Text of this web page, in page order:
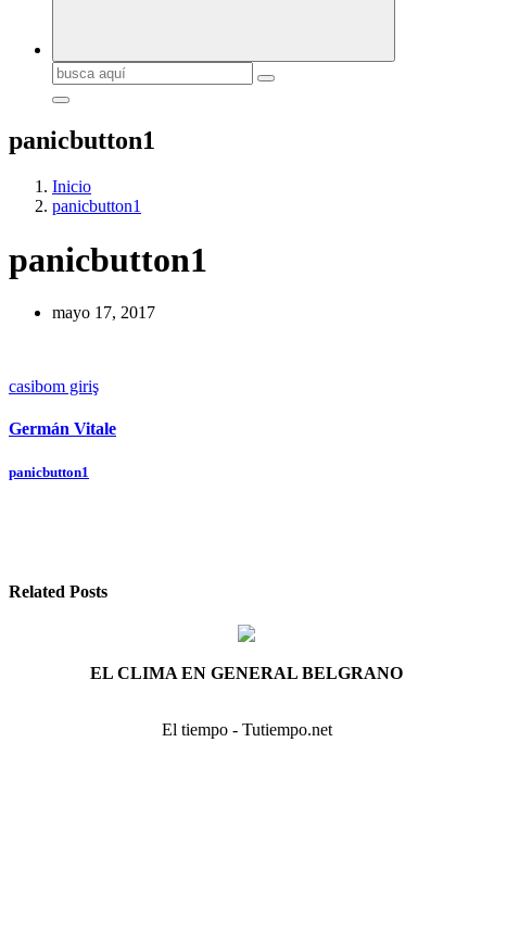
Buscar:
panicbutton1
Inicio
panicbutton1
panicbutton1
mayo 17, 2017
casibom giriş
Germán Vitale
Navegación
panicbutton1
Related Posts
EL CLIMA EN GENERAL BELGRANO
El tiempo - Tutiempo.net